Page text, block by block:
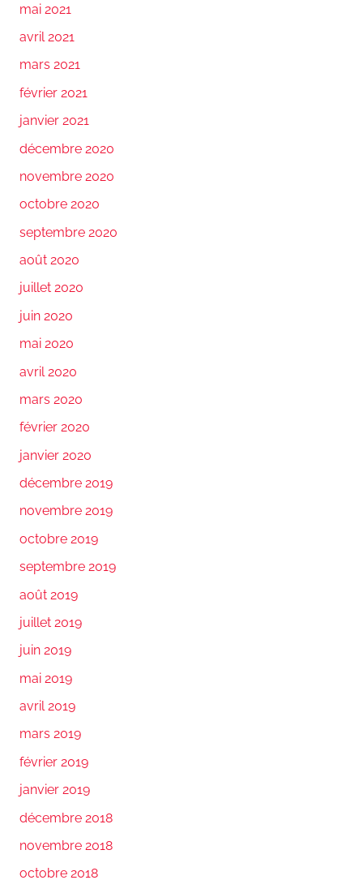
mai 2021
avril 2021
mars 2021
février 2021
janvier 2021
décembre 2020
novembre 2020
octobre 2020
septembre 2020
août 2020
juillet 2020
juin 2020
mai 2020
avril 2020
mars 2020
février 2020
janvier 2020
décembre 2019
novembre 2019
octobre 2019
septembre 2019
août 2019
juillet 2019
juin 2019
mai 2019
avril 2019
mars 2019
février 2019
janvier 2019
décembre 2018
novembre 2018
octobre 2018